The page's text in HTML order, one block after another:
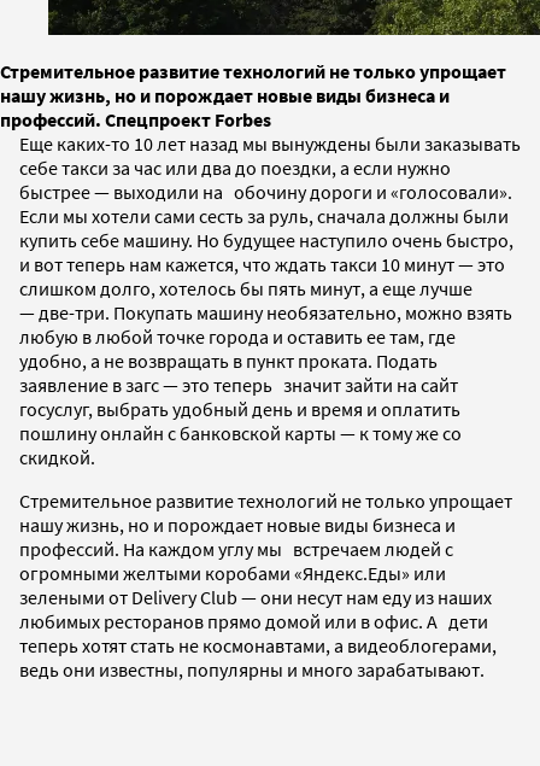
Стремительное развитие технологий не только упрощает
нашу жизнь, но и порождает новые виды бизнеса и
профессий. Спецпроект Forbes
Еще каких-то 10 лет назад мы вынуждены были заказывать
себе такси за час или два до поездки, а если нужно
быстрее — выходили на обочину дороги и «голосовали».
Если мы хотели сами сесть за руль, сначала должны были
купить себе машину. Но будущее наступило очень быстро,
и вот теперь нам кажется, что ждать такси 10 минут — это
слишком долго, хотелось бы пять минут, а еще лучше
— две-три. Покупать машину необязательно, можно взять
любую в любой точке города и оставить ее там, где
удобно, а не возвращать в пункт проката. Подать
заявление в загс — это теперь значит зайти на сайт
госуслуг, выбрать удобный день и время и оплатить
пошлину онлайн с банковской карты — к тому же со
скидкой.
Стремительное развитие технологий не только упрощает
нашу жизнь, но и порождает новые виды бизнеса и
профессий. На каждом углу мы встречаем людей с
огромными желтыми коробами «Яндекс.Еды» или
зелеными от Delivery Club — они несут нам еду из наших
любимых ресторанов прямо домой или в офис. А дети
теперь хотят стать не космонавтами, а видео­блогерами,
ведь они известны, популярны и много зарабатывают.